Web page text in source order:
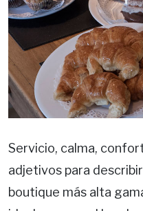
Servicio, calma,
adjetivos para
boutique más alta